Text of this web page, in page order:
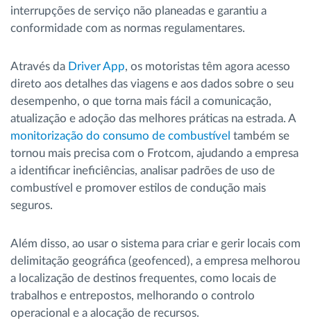
interrupções de serviço não planeadas e garantiu a
conformidade com as normas regulamentares.
Através da Driver App, os motoristas têm agora acesso
direto aos detalhes das viagens e aos dados sobre o seu
desempenho, o que torna mais fácil a comunicação,
atualização e adoção das melhores práticas na estrada. A
monitorização do consumo de combustível também se
tornou mais precisa com o Frotcom, ajudando a empresa
a identificar ineficiências, analisar padrões de uso de
combustível e promover estilos de condução mais
seguros.
Além disso, ao usar o sistema para criar e gerir locais com
delimitação geográfica (geofenced), a empresa melhorou
a localização de destinos frequentes, como locais de
trabalhos e entrepostos, melhorando o controlo
operacional e a alocação de recursos.